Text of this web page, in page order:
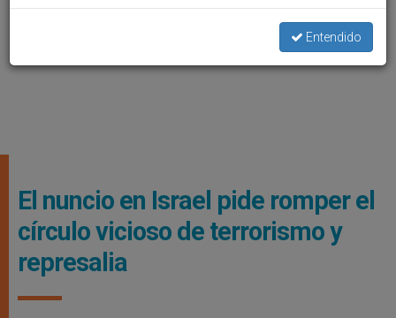
El nuncio en Israel pide romper el
círculo vicioso de terrorismo y
represalia
Entendido